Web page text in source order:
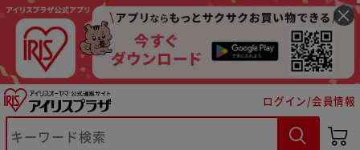
ログイン/会員情報